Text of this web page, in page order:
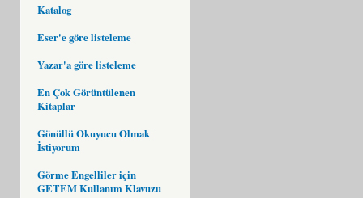
Katalog
Eser'e göre listeleme
Yazar'a göre listeleme
En Çok Görüntülenen
Kitaplar
Gönüllü Okuyucu Olmak
İstiyorum
Görme Engelliler için
GETEM Kullanım Klavuzu